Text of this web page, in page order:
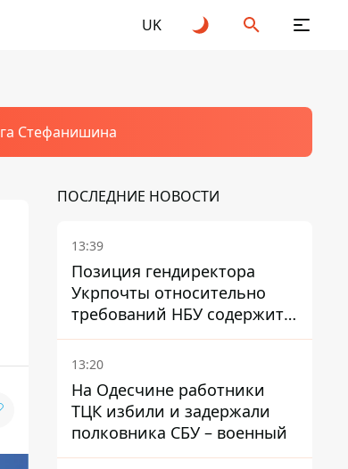
UK
Стефанишина
ПОСЛЕДНИЕ НОВОСТИ
13:39
Позиция гендиректора
Укрпочты относительно
требований НБУ содержит
серьезные нестыковки –
депутат Ольга Василевская-
13:20
На Одесчине работники
ТЦК избили и задержали
полковника СБУ – военный